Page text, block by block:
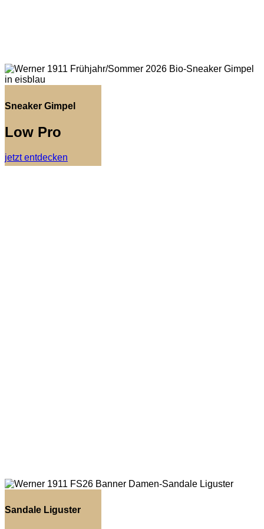
Sneaker Gimpel
Low Pro
jetzt entdecken
Sandale Liguster